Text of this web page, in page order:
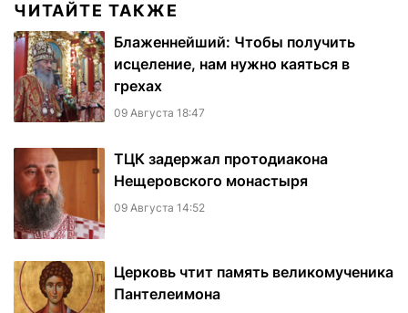
ЧИТАЙТЕ ТАКЖЕ
Блаженнейший: Чтобы получить
исцеление, нам нужно каяться в
грехах
09 Августа 18:47
ТЦК задержал протодиакона
Нещеровского монастыря
09 Августа 14:52
Церковь чтит память великомученика
Пантелеимона